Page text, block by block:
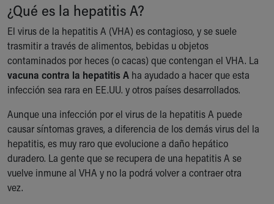
Our Culture of Caring
Our Leadership
Quality and Patient Safety
Unity and Engagement
Women's Board
Our History
More childhood, please.™
Cincinnati Children's
Your Visit
MyChart Telehealth Visits
Directions
Doggie Brigade
¿Qué es la hepatitis A?
El virus de la hepatitis A (VHA) es contagioso, y se suele
trasmitir a través de alimentos, bebidas u objetos
contaminados por heces (o cacas) que contengan el VHA. La
vacuna contra la hepatitis A ha ayudado a hacer que esta
infección sea rara en EE.UU. y otros países desarrollados.
Aunque una infección por el virus de la hepatitis A puede
causar síntomas graves, a diferencia de los demás virus del la
hepatitis, es muy raro que evolucione a daño hepático
duradero. La gente que se recupera de una hepatitis A se
vuelve inmune al VHA y no la podrá volver a contraer otra
vez.